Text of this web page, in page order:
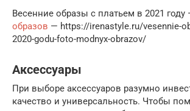
Весенние образы с платьем в 2021 году
образов — https://irenastyle.ru/vesennie-
2020-godu-foto-modnyx-obrazov/
Аксессуары
При выборе аксессуаров разумно
качество и универсальность. Чтобы